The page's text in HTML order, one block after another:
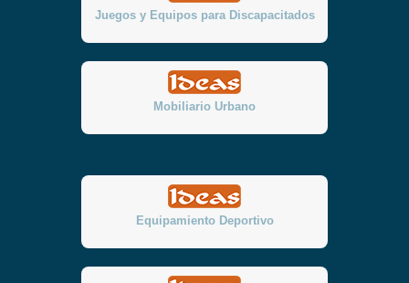
Juegos y Equipos para Discapacitados
Mobiliario Urbano
Equipamiento Deportivo